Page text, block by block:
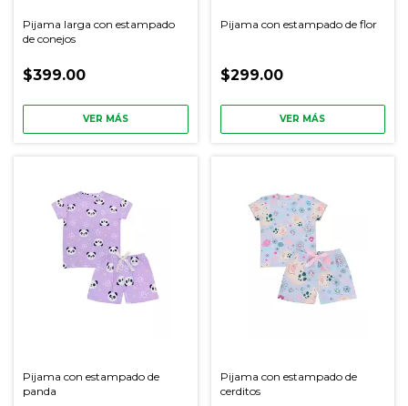
Pijama larga con estampado
de conejos
$399.00
VER MÁS
Pijama con estampado de flor
$299.00
VER MÁS
Pijama con estampado de
panda
Pijama con estampado de
cerditos